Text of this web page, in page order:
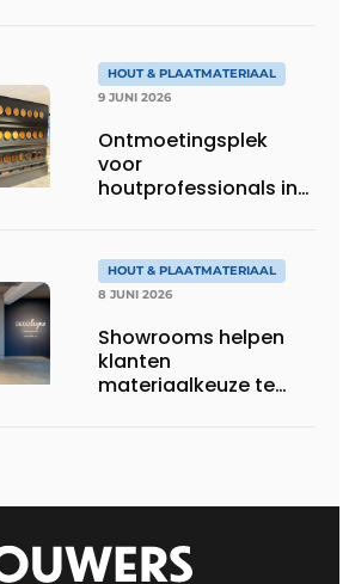
HOUT & PLAATMATERIAAL
9 JUNI 2026
Ontmoetingsplek
voor
houtprofessionals in
HOUT & PLAATMATERIAAL
8 JUNI 2026
Showrooms helpen
klanten
materiaalkeuze te